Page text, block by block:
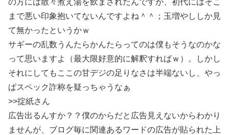
まで悪い印象抱いてないんですよね＾＾；玉増やししか見
て無かったというかｗ
サギーの乱数うんたらかんたらってのは僕もそうなのかな
って思いますよ（最大限好意的に解釈すればｗ）。しかし
それにしてもここの甘デジの足りなさは半端ないし、やっ
ぱスペック詐称を疑っちゃうなぁ
>>掟紙さん
広告出るんすか？？僕のからだと広告見えないからわかり
ませんが、ブログ毎に関連あるワードの広告が貼られた上